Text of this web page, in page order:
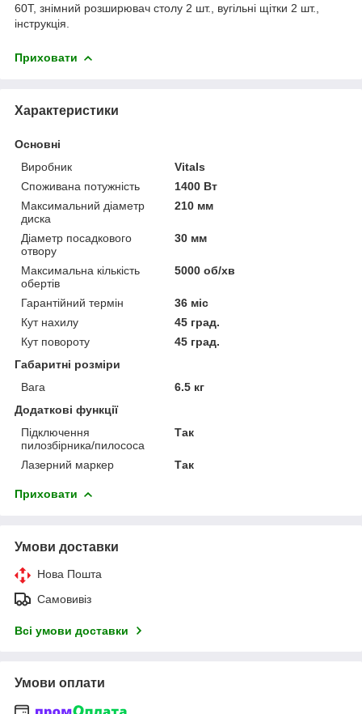
60T, знімний розширювач столу 2 шт., вугільні щітки 2 шт.,
інструкція.
Приховати
Характеристики
Основні
Виробник
Vitals
Споживана потужність
1400 Вт
Максимальний діаметр
диска
210 мм
Діаметр посадкового
отвору
30 мм
Максимальна кількість
обертів
5000 об/хв
Гарантійний термін
36 міс
Кут нахилу
45 град.
Кут повороту
45 град.
Габаритні розміри
Вага
6.5 кг
Додаткові функції
Підключення
пилозбірника/пилососа
Так
Лазерний маркер Так
Приховати
Умови доставки
Нова Пошта
Самовивіз
Всі умови доставки
Умови оплати